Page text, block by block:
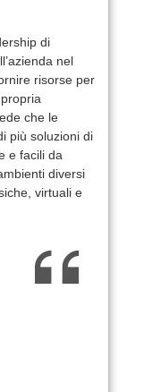
di
nel
risorse per
che le
più soluzioni di
e facili da
diversi
virtuali e